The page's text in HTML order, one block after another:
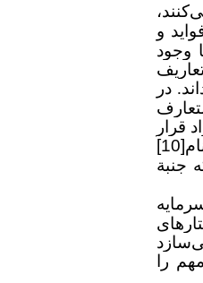
کنند،
و
وجود
در
قرار
[10]
جنبة
سازد
را